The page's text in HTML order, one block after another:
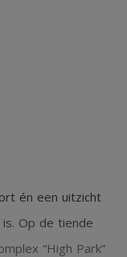
én een uitzicht
Op de tiende
“High Park”